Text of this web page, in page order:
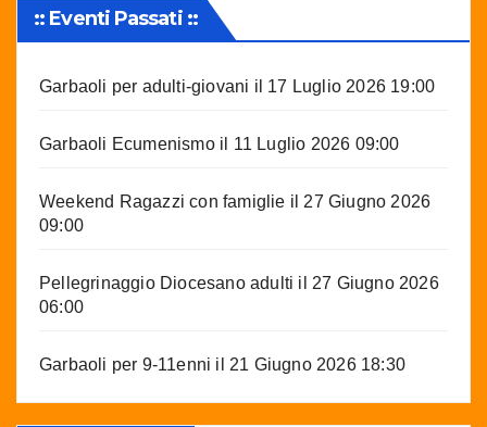
:: Eventi Passati ::
Garbaoli per adulti-giovani il 17 Luglio 2026 19:00
Garbaoli Ecumenismoil 11 Luglio 2026 09:00
Weekend Ragazzi con famiglie il 27 Giugno 2026
09:00
Pellegrinaggio Diocesano adulti il 27 Giugno 2026
06:00
Garbaoli per 9-11enni il 21 Giugno 2026 18:30